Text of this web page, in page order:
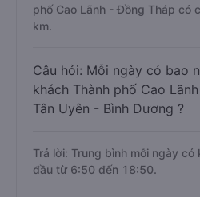
phố Cao Lãnh - Đồng Tháp có
km.
Câu hỏi: Mỗi ngày có bao
khách Thành phố Cao
Tân Uyên - Bình Dương ?
Trả lời: Trung bình mỗi ngày
đầu từ 6:50 đến 18:50.